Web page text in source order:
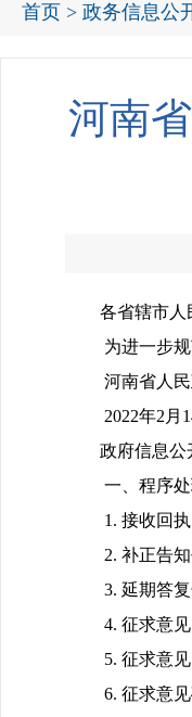
首页 > 政务信息公
河南
各省辖市人
为进一步
河南省人
2022年2月
政府信息公
一、程序
1. 接收回执
2. 补正告
3. 延期答
4. 征求意
5. 征求意
6. 征求意